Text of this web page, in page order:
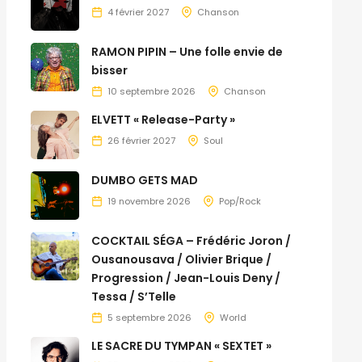
4 février 2027 Chanson
RAMON PIPIN – Une folle envie de
bisser
10 septembre 2026 Chanson
ELVETT « Release-Party »
26 février 2027 Soul
DUMBO GETS MAD
19 novembre 2026 Pop/Rock
COCKTAIL SÉGA – Frédéric Joron /
Ousanousava / Olivier Brique /
Progression / Jean-Louis Deny /
Tessa / S’Telle
5 septembre 2026 World
LE SACRE DU TYMPAN « SEXTET »